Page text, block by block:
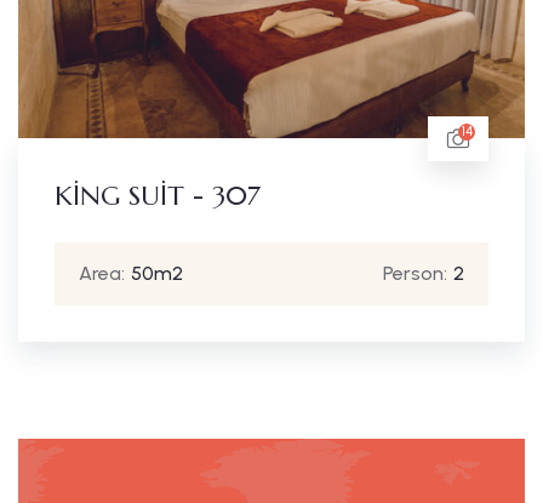
14
KİNG SUİT - 307
Area: 50m2 Person: 2